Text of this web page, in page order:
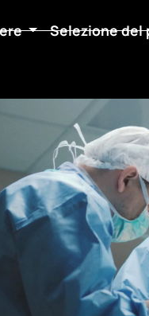
Selezione del